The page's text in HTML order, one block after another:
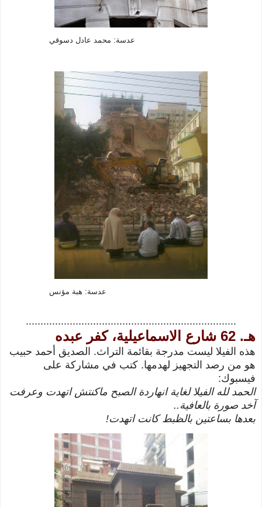
عدسة: محمد عادل دسوقي
عدسة: هبة مؤنس
........................................................................
هـ. 62 شارع الاسماعيلية، كفر عبده
هذه الفيلا ليست مدرجة بقائمة التراث. الصديق أحمد حبيب
هو من رصد التجهيز لهدمها. كتب في مشاركة على
فيسبوك:
الحمد لله الفيلا لغاية انهاردة الصبح ماكنتش اتهدت وعرفت
آخد صورة بالعافية..
بعدها بساعتين بالظبط كانت اتهدت!